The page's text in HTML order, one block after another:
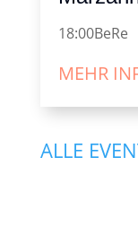
18:00BeRe
MEHR
ALLE